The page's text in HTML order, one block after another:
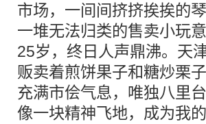
市场，一间间挤挤挨挨的
一堆无法归类的售卖小玩
25岁，终日人声鼎沸。天
贩卖着煎饼果子和糖炒栗
充满市侩气息，唯独八里
像一块精神飞地，成为我